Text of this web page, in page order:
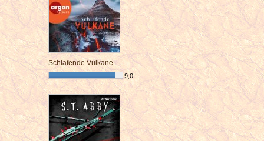
Schlafende Vulkane
9,0
¯¯¯¯¯¯¯¯¯¯¯¯¯¯¯¯¯¯¯¯¯¯¯¯